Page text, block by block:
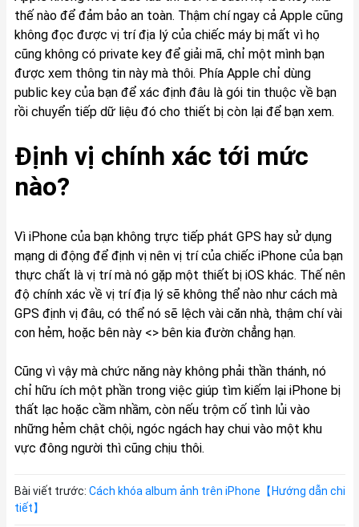
thế nào để đảm bảo an toàn. Thậm chí ngay cả Apple cũng
không đọc được vị trí địa lý của chiếc máy bị mất vì họ
cũng không có private key để giải mã, chỉ một mình bạn
được xem thông tin này mà thôi. Phía Apple chỉ dùng
public key của bạn để xác định đâu là gói tin thuộc về bạn
rồi chuyển tiếp dữ liệu đó cho thiết bị còn lại để bạn xem.
Định vị chính xác tới mức
nào?
Vì iPhone của bạn không trực tiếp phát GPS hay sử dụng
mạng di động để định vị nên vị trí của chiếc iPhone của bạn
thực chất là vị trí mà nó gặp một thiết bị iOS khác. Thế nên
độ chính xác về vị trí địa lý sẽ không thể nào như cách mà
GPS định vị đâu, có thể nó sẽ lệch vài căn nhà, thậm chí vài
con hẻm, hoặc bên này <> bên kia đườn chẳng hạn.
Cũng vì vậy mà chức năng này không phải thần thánh, nó
chỉ hữu ích một phần trong việc giúp tìm kiếm lại iPhone bị
thất lạc hoặc cầm nhầm, còn nếu trộm cố tình lủi vào
những hẻm chật chội, ngóc ngách hay chui vào một khu
vực đông người thì cũng chịu thôi.
Bài viết trước: Cách khóa album ảnh trên iPhone【Hướng dẫn chi
tiết】